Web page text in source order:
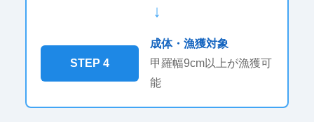
↓
STEP 4
成体・漁獲対象
甲羅幅9cm以上が漁獲可
能